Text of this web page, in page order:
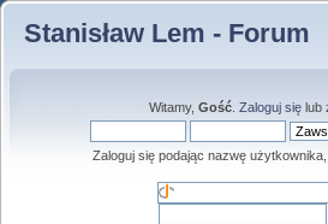
Stanisław Lem - Forum
Witamy, Gość. Zaloguj sięlub
Zaloguj się podając nazwę użytkownika,